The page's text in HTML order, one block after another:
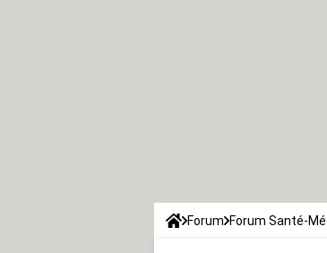
Forum Forum Santé-